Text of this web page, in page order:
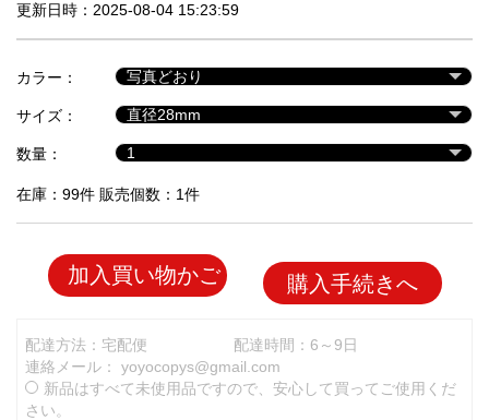
セ
ル
品
更新日時：2025-08-04 15:23:59
カラー：
サイズ：
数量：
在庫：99件 販売個数：1件
加入買い物かご 購入手続きへ
配達方法：宅配便
配達時間：6～9日
連絡メール： yoyocopys@gmail.com
新品はすべて未使用品ですので、安心して買ってご使用くだ
さい。